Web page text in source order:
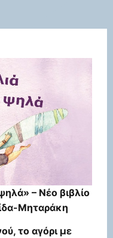
– Νέο βιβλίο
Μηταράκη
το αγόρι με